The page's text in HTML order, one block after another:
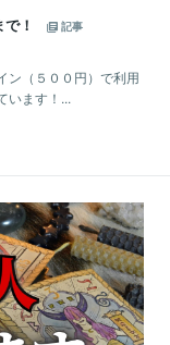
！
記事
ン（５００円）で利用
います！...